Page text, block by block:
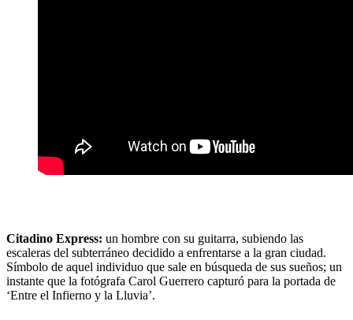
Citadino Express: un hombre con su guitarra, subiendo las
escaleras del subterráneo decidido a enfrentarse a la gran ciudad.
Símbolo de aquel individuo que sale en búsqueda de sus sueños; un
instante que la fotógrafa Carol Guerrero capturó para la portada de
‘Entre el Infierno y la Lluvia’.